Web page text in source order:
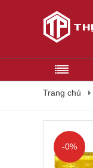
Trang chủ
-0%